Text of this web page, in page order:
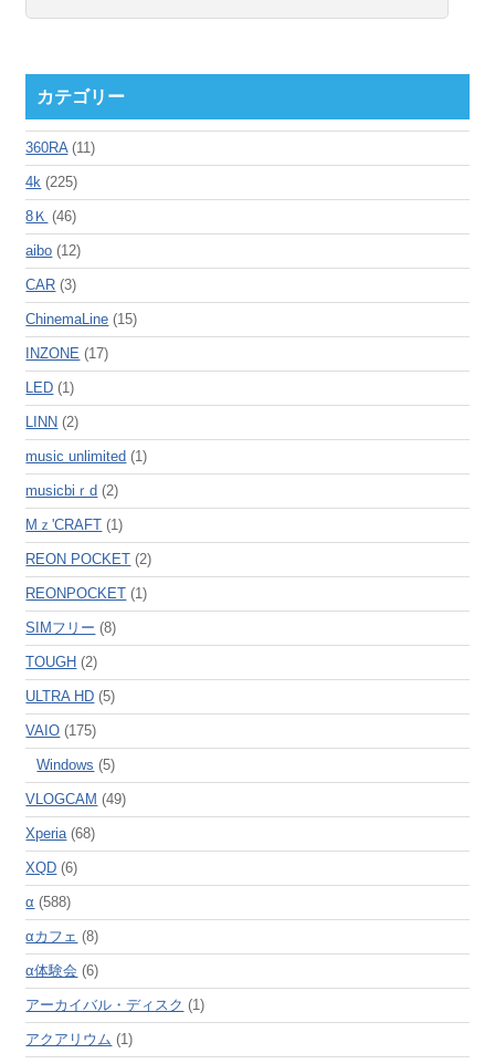
カテゴリー
360RA(11)
4k (225)
8Ｋ (46)
aibo (12)
CAR (3)
ChinemaLine (15)
INZONE (17)
LED (1)
LINN (2)
music unlimited (1)
musicbiｒd (2)
Mｚ'CRAFT (1)
REON POCKET (2)
REONPOCKET (1)
SIMフリー (8)
TOUGH (2)
ULTRA HD (5)
VAIO (175)
Windows (5)
VLOGCAM (49)
Xperia(68)
XQD (6)
α (588)
αカフェ (8)
α体験会 (6)
アーカイバル・ディスク (1)
アクアリウム (1)